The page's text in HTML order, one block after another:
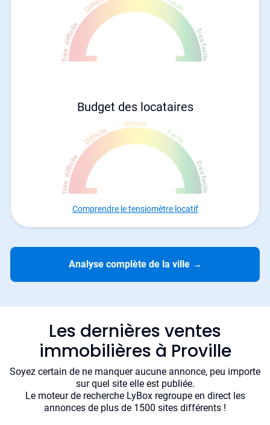
Budget des locataires
Comprendre le tensiomètre locatif
Analyse complète de la ville →
Les dernières ventes
immobilières à Proville
Soyez certain de ne manquer aucune annonce, peu importe
sur quel site elle est publiée.
Le moteur de recherche LyBox regroupe en direct les
annonces de plus de 1500 sites différents !